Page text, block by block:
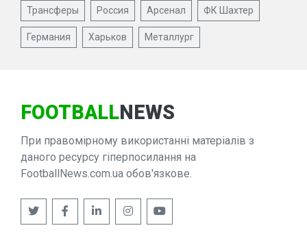
Трансферы Россия Арсенал ФК Шахтер
Германия Харьков Металлург
FOOTBALLNEWS
При правомірному використанні матеріалів з
даного ресурсу гіперпосилання на
FootballNews.com.ua обов'язкове.